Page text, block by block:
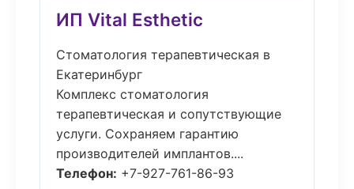
ИП Vital Esthetic
Стоматология терапевтическая в
Екатеринбург
Комплекс стоматология
терапевтическая и сопутствующие
услуги. Сохраняем гарантию
производителей имплантов....
Телефон: +7-927-761-86-93